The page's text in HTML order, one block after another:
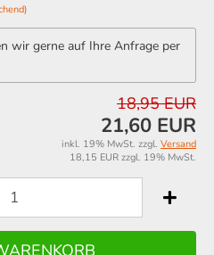
wir gerne auf Ihre Anfrage per
18,95 EUR
21,60 EUR
inkl. 19% MwSt. zzgl. Versand
18,15 EUR zzgl. 19% MwSt.